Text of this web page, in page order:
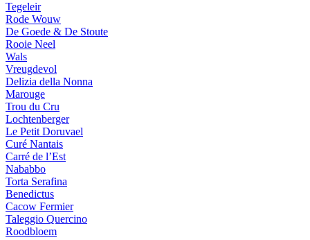
Tegeleir
Rode Wouw
De Goede & De Stoute
Rooie Neel
Wals
Vreugdevol
Delizia della Nonna
Marouge
Trou du Cru
Lochtenberger
Le Petit Doruvael
Curé Nantais
Carré de l’Est
Nababbo
Torta Serafina
Benedictus
Cacow Fermier
Taleggio Quercino
Roodbloem